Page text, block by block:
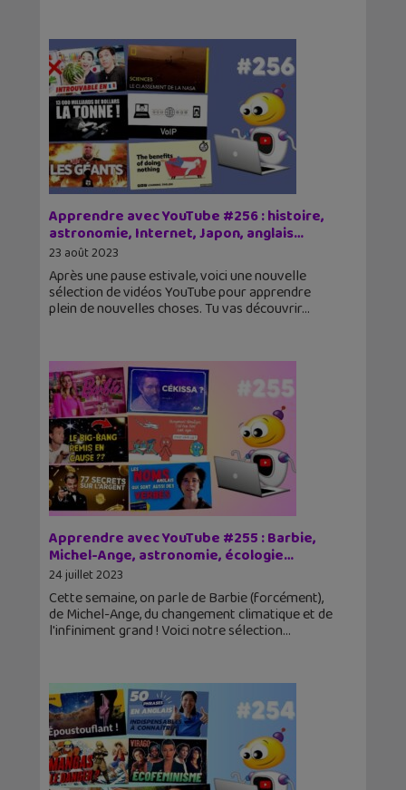
Apprendre avec YouTube #256 : histoire,
astronomie, Internet, Japon, anglais…
23 août 2023
Après une pause estivale, voici une nouvelle
sélection de vidéos YouTube pour apprendre
plein de nouvelles choses. Tu vas découvrir
Apprendre avec YouTube #255 : Barbie,
Michel-Ange, astronomie, écologie…
24 juillet 2023
Cette semaine, on parle de Barbie (forcément),
de Michel-Ange, du changement climatique et de
l'infiniment grand ! Voici notre sélection